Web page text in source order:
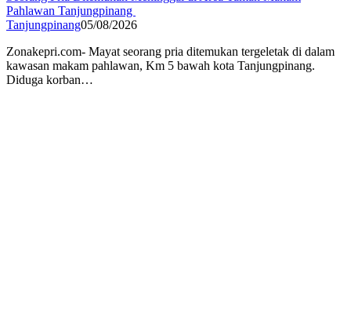
Pahlawan Tanjungpinang
Tanjungpinang05/08/2026
Zonakepri.com- ‎Mayat seorang pria ditemukan tergeletak di dalam
kawasan makam pahlawan, Km 5 bawah kota Tanjungpinang.
Diduga korban…